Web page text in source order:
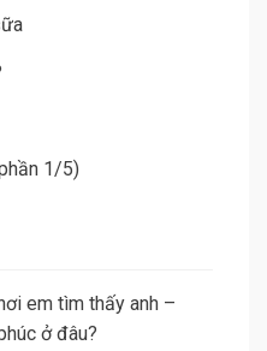
1/5)
em tìm thấy anh –
ở đâu?